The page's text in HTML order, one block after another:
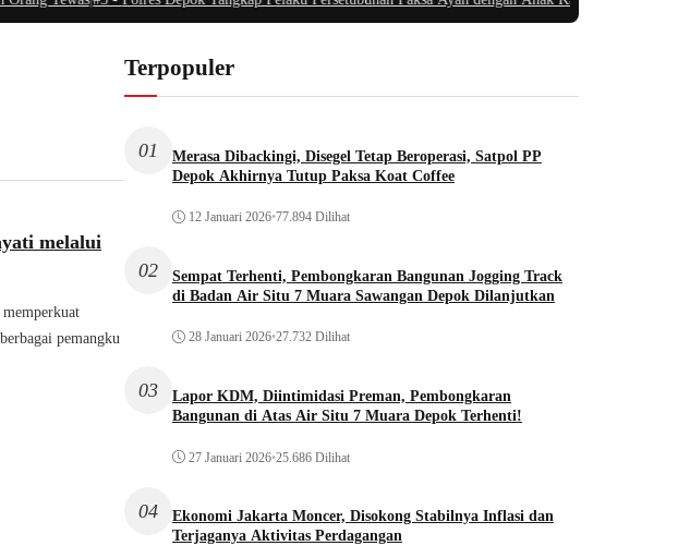
melalui
pemangku
Terpopuler
01
Merasa Dibackingi, Disegel Tetap Beroperasi, Satpol PP
Depok Akhirnya Tutup Paksa Koat Coffee
12 Januari 2026•77.894 Dilihat
02
Sempat Terhenti, Pembongkaran Bangunan Jogging Track
di Badan Air Situ 7 Muara Sawangan Depok Dilanjutkan
28 Januari 2026•27.732 Dilihat
03
Lapor KDM, Diintimidasi Preman, Pembongkaran
Bangunan di Atas Air Situ 7 Muara Depok Terhenti!
27 Januari 2026•25.686 Dilihat
04
Ekonomi Jakarta Moncer, Disokong Stabilnya Inflasi dan
Terjaganya Aktivitas Perdagangan